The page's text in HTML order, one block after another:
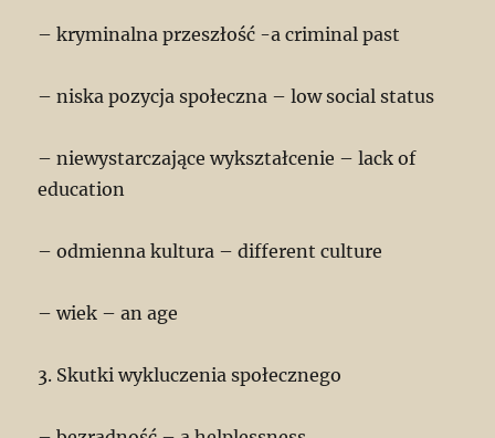
– kryminalna przeszłość -a criminal past
– niska pozycja społeczna – low social status
– niewystarczające wykształcenie – lack of
education
– odmienna kultura – different culture
– wiek – an age
3. Skutki wykluczenia społecznego